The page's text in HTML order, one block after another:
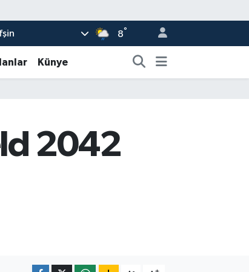
8°
Künye
2042